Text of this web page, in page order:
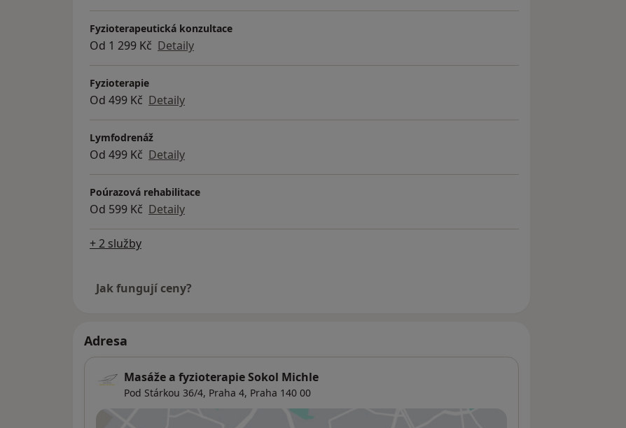
Fyzioterapeutická konzultace
Od 1 299 Kč Detaily
Fyzioterapie
Od 499 Kč Detaily
Lymfodrenáž
Od 499 Kč Detaily
Poúrazová rehabilitace
Od 599 Kč Detaily
+ 2 služby
Jak fungují ceny?
Adresa
Masáže a fyzioterapie Sokol Michle
Pod Stárkou 36/4, Praha 4, Praha 140 00